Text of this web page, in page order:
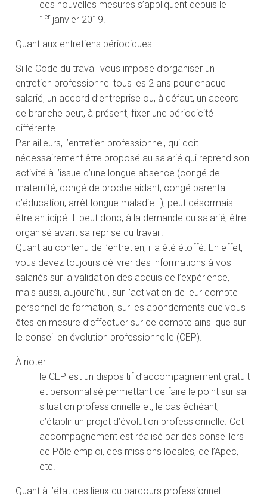
ces nouvelles mesures s’appliquent depuis le
1er janvier 2019.
Quant aux entretiens périodiques
Si le Code du travail vous impose d’organiser un
entretien professionnel tous les 2 ans pour chaque
salarié, un accord d’entreprise ou, à défaut, un accord
de branche peut, à présent, fixer une périodicité
différente.
Par ailleurs, l’entretien professionnel, qui doit
nécessairement être proposé au salarié qui reprend son
activité à l’issue d’une longue absence (congé de
maternité, congé de proche aidant, congé parental
d’éducation, arrêt longue maladie…), peut désormais
être anticipé. Il peut donc, à la demande du salarié, être
organisé avant sa reprise du travail.
Quant au contenu de l’entretien, il a été étoffé. En effet,
vous devez toujours délivrer des informations à vos
salariés sur la validation des acquis de l’expérience,
mais aussi, aujourd’hui, sur l’activation de leur compte
personnel de formation, sur les abondements que vous
êtes en mesure d’effectuer sur ce compte ainsi que sur
le conseil en évolution professionnelle (CEP).
À noter :
le CEP est un dispositif d’accompagnement gratuit
et personnalisé permettant de faire le point sur sa
situation professionnelle et, le cas échéant,
d’établir un projet d’évolution professionnelle. Cet
accompagnement est réalisé par des conseillers
de Pôle emploi, des missions locales, de l’Apec,
etc.
Quant à l’état des lieux du parcours professionnel